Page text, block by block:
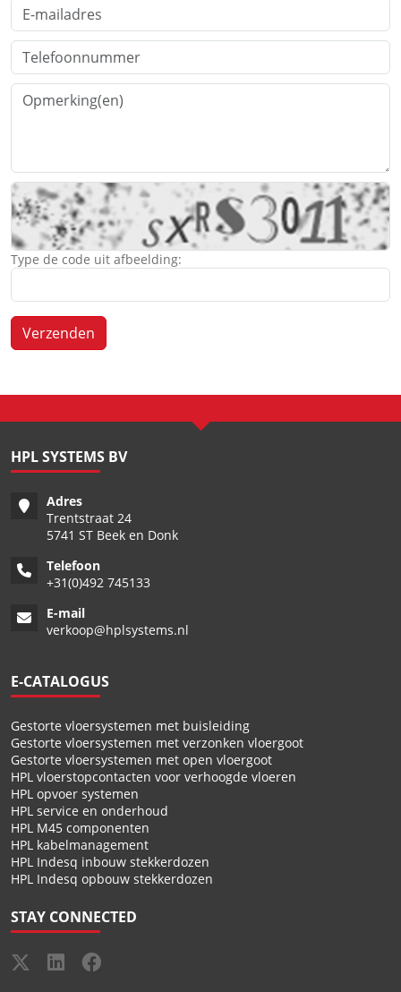
Type de code uit afbeelding:
Verzenden
HPL SYSTEMS BV
Adres
Trentstraat 24
5741 ST Beek en Donk
Telefoon
+31(0)492 745133
E-mail
verkoop@hplsystems.nl
E-CATALOGUS
Gestorte vloersystemen met buisleiding
Gestorte vloersystemen met verzonken vloergoot
Gestorte vloersystemen met open vloergoot
HPL vloerstopcontacten voor verhoogde vloeren
HPL opvoer systemen
HPL service en onderhoud
HPL M45 componenten
HPL kabelmanagement
HPL Indesq inbouw stekkerdozen
HPL Indesq opbouw stekkerdozen
STAY CONNECTED